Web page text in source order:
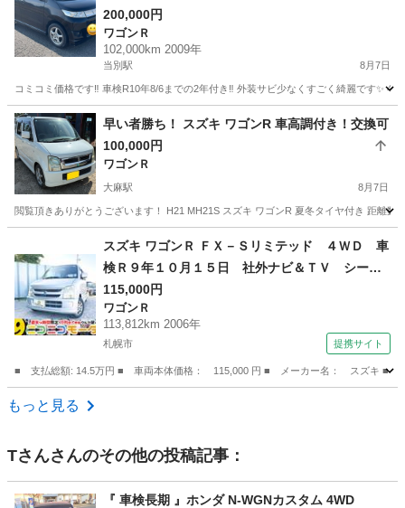
200,000円
ワゴンＲ
102,000km 2009年
当別駅 8月7日
コミコミ価格です‼️ 車検R10年8/6までの2年付き‼️ 外装サビ少なくすごく綺麗です✨
北海道 石狩郡 当別駅 ワゴンＲ
早い者勝ち！ スズキ ワゴンR 車高調付き！交換可
100,000円
ワゴンＲ
大麻駅 8月7日
閲覧頂きありがとうございます！ H21 MH21S スズキ ワゴンR 夏冬タイヤ付き 距離
大麻駅 ワゴンＲ
スズキ ワゴンＲ ＦＸ－Ｓリミテッド ４ＷＤ 車
検Ｒ９年１０月１５日 社外ナビ＆ＴＶ シート
ヒーター キーレスキー 交換不要タイミングチ
ェーン ヘッドライトレベライザー 社外ＡＷ
修復歴無 （検9.10）
115,000円
ワゴンＲ
113,812km 2006年
札幌市 提携サイト
■ 支払総額: 14.5万円 ■ 車両本体価格： 115,000 円 ■ メーカー名： スズキ ■
北海道 札幌市
もっと見る
Tさんさんのその他の投稿記事：
『 車検長期 』ホンダ N-WGNカスタム 4WD